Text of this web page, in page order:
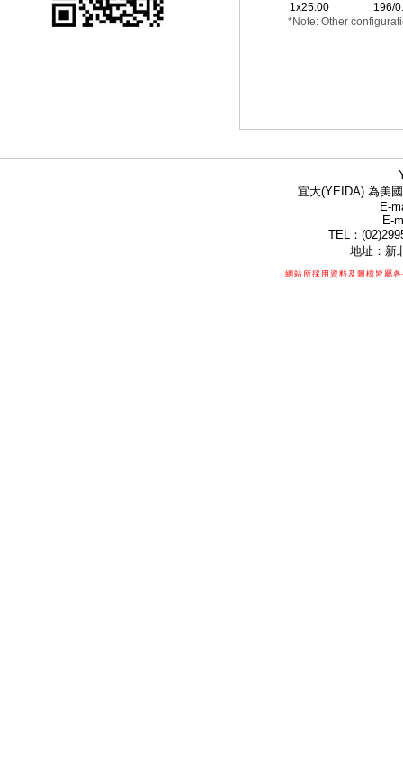
1x25.00
196/
*Note: Other
宜大(YEIDA) 為美
E-
E-
TEL：
地址：新
網站所採用資料及圖檔皆屬